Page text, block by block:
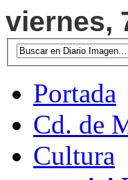
viernes,
Portada
Cd. de
Cultura